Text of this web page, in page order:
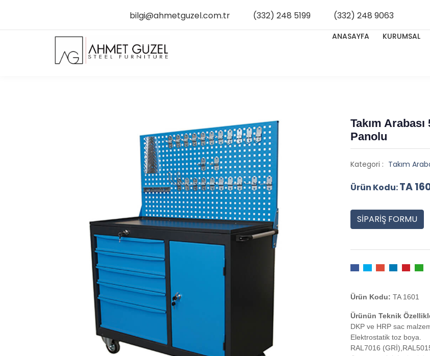
bilgi@ahmetguzel.com.tr (332) 248 5199 (332) 248 9063
ANASAYFA KURUMSAL
Takım
Panolu
Kategori : Takım
Ürün Kodu:TA
SİPARİŞ FORMU
Ürün Kodu: TA 1601
Ürünün Teknik
DKP ve HRP sac
Elektrostatik toz boya.
RAL7016